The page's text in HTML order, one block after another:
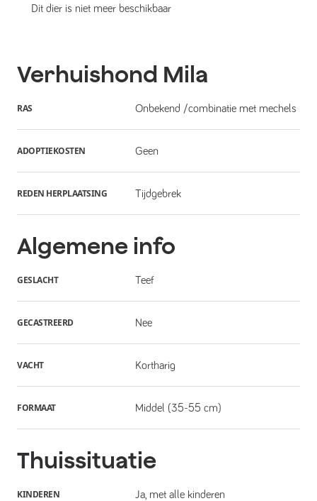
Dit dier is niet meer beschikbaar
Verhuishond Mila
RAS Onbekend /combinatie met mechels
ADOPTIEKOSTEN Geen
REDEN HERPLAATSING Tijdgebrek
Algemene info
GESLACHT Teef
GECASTREERD Nee
VACHT Kortharig
FORMAAT Middel (35-55 cm)
Thuissituatie
KINDEREN Ja, met alle kinderen